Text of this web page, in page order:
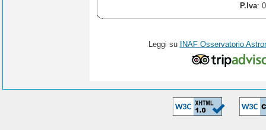
P.Iva:
Leggi su INAF Osservatorio